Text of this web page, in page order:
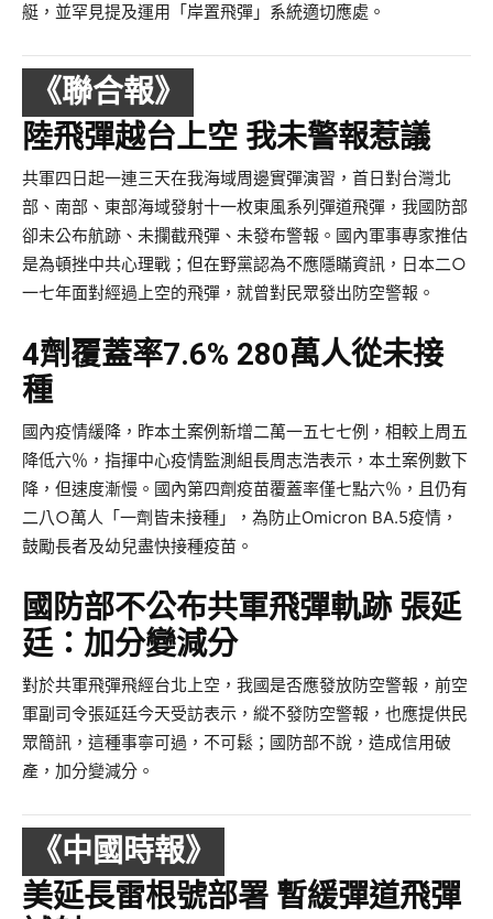
艇，並罕見提及運用「岸置飛彈」系統適切應處。
《聯合報》
陸飛彈越台上空 我未警報惹議
共軍四日起一連三天在我海域周邊實彈演習，首日對台灣北
部、南部、東部海域發射十一枚東風系列彈道飛彈，我國防部
卻未公布航跡、未攔截飛彈、未發布警報。國內軍事專家推估
是為頓挫中共心理戰；但在野黨認為不應隱瞞資訊，日本二○
一七年面對經過上空的飛彈，就曾對民眾發出防空警報。
4劑覆蓋率7.6% 280萬人從未接
種
國內疫情緩降，昨本土案例新增二萬一五七七例，相較上周五
降低六％，指揮中心疫情監測組長周志浩表示，本土案例數下
降，但速度漸慢。國內第四劑疫苗覆蓋率僅七點六％，且仍有
二八○萬人「一劑皆未接種」，為防止Omicron BA.5疫情，
鼓勵長者及幼兒盡快接種疫苗。
國防部不公布共軍飛彈軌跡 張延
廷：加分變減分
對於共軍飛彈飛經台北上空，我國是否應發放防空警報，前空
軍副司令張延廷今天受訪表示，縱不發防空警報，也應提供民
眾簡訊，這種事寧可過，不可鬆；國防部不說，造成信用破
產，加分變減分。
《中國時報》
美延長雷根號部署 暫緩彈道飛彈